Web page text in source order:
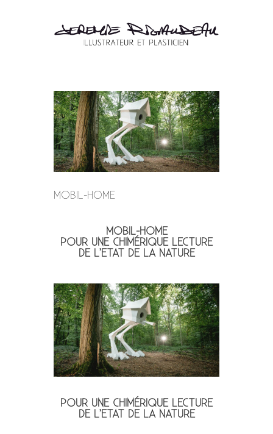
MOBIL-HOME
MOBIL-HOME
POUR UNE CHIMÉRIQUE LECTURE
DE L’ETAT DE LA NATURE
POUR UNE CHIMÉRIQUE LECTURE
DE L’ETAT DE LA NATURE